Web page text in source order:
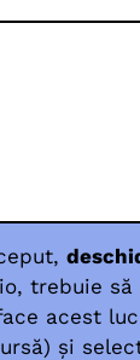
trebuie
acest
și